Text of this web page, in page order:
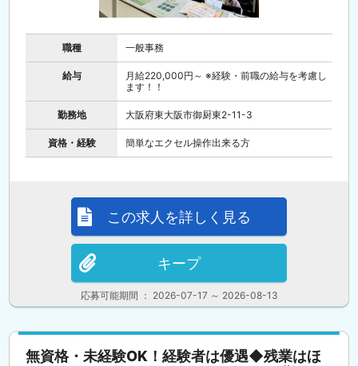
職種 一般事務
給与
月給220,000円～ ※経験・前職の給与を考慮し
ます！！
勤務地 大阪府東大阪市御厨東2-11-3
資格・経験 簡単なエクセル操作出来る方
応募可能期間 ： 2026-07-17 ～ 2026-08-13
この求人を詳しく見る
キープ
無資格・未経験OK！経験者は優遇◆残業はほ